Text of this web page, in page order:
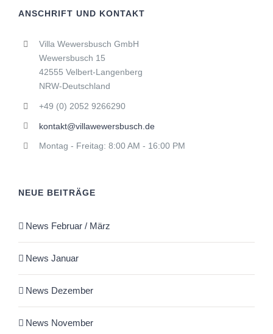
ANSCHRIFT UND KONTAKT
Villa Wewersbusch GmbH
Wewersbusch 15
42555 Velbert-Langenberg
NRW-Deutschland
+49 (0) 2052 9266290
kontakt@villawewersbusch.de
Montag - Freitag: 8:00 AM - 16:00 PM
NEUE BEITRÄGE
News Februar / März
News Januar
News Dezember
News November